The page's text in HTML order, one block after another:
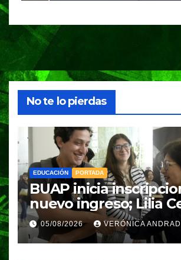
No te lo pierdas
EDUCACIÓN PORTADA
BUAP inicia
nuevo ingreso; Lilia
supervisa el proceso
más de 23 mil
05/08/2026 VERÓNICA